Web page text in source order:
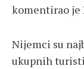
komentirao je
Nijemci su
ukupnih